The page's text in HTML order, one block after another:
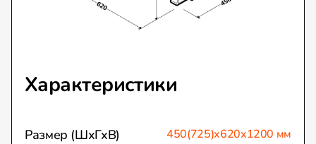
Характеристики
Размер (ШхГхВ) 450(725)х620х1200 мм